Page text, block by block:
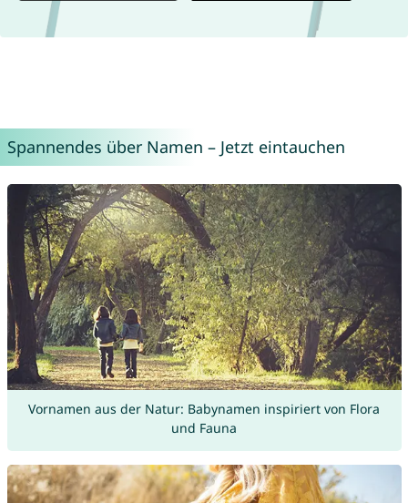
Spannendes über Namen – Jetzt eintauchen
Vornamen aus der Natur: Babynamen inspiriert von Flora
und Fauna